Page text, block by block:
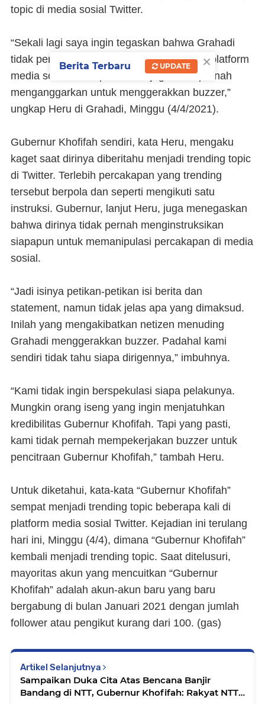
topic di media sosial Twitter.
“Sekali lagi saya ingin tegaskan bahwa Grahadi
tidak pernah memanipulasi percakapan di platform
media sosial manapun. Kami juga tidak pernah
menganggarkan untuk menggerakkan buzzer,”
ungkap Heru di Grahadi, Minggu (4/4/2021).
Gubernur Khofifah sendiri, kata Heru, mengaku
kaget saat dirinya diberitahu menjadi trending topic
di Twitter. Terlebih percakapan yang trending
tersebut berpola dan seperti mengikuti satu
instruksi. Gubernur, lanjut Heru, juga menegaskan
bahwa dirinya tidak pernah menginstruksikan
siapapun untuk memanipulasi percakapan di media
sosial.
“Jadi isinya petikan-petikan isi berita dan
statement, namun tidak jelas apa yang dimaksud.
Inilah yang mengakibatkan netizen menuding
Grahadi menggerakkan buzzer. Padahal kami
sendiri tidak tahu siapa dirigennya,” imbuhnya.
“Kami tidak ingin berspekulasi siapa pelakunya.
Mungkin orang iseng yang ingin menjatuhkan
kredibilitas Gubernur Khofifah. Tapi yang pasti,
kami tidak pernah mempekerjakan buzzer untuk
pencitraan Gubernur Khofifah,” tambah Heru.
Untuk diketahui, kata-kata “Gubernur Khofifah”
sempat menjadi trending topic beberapa kali di
platform media sosial Twitter. Kejadian ini terulang
hari ini, Minggu (4/4), dimana “Gubernur Khofifah”
kembali menjadi trending topic. Saat ditelusuri,
mayoritas akun yang mencuitkan “Gubernur
Khofifah” adalah akun-akun baru yang baru
bergabung di bulan Januari 2021 dengan jumlah
follower atau pengikut kurang dari 100. (gas)
Artikel Selanjutnya
Sampaikan Duka Cita Atas Bencana Banjir
Bandang di NTT, Gubernur Khofifah: Rakyat NTT
×
Berita Terbaru UPDATE